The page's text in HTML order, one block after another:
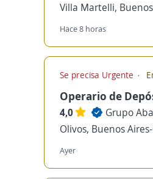
Villa Martelli,
Hace 8 horas
Se precisa Urgente
Operario de
4,0
Grupo
Olivos, Buenos
Ayer